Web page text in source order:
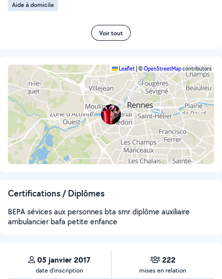
Aide à domicile
Voir tout
Leaflet |©OpenStreetMapcontributors
Certifications / Diplômes
BEPA sévices aux personnes bta smr diplôme auxiliaire
ambulancier bafa petite enfance
05 janvier 2017
date d’inscription
222
mises en relation